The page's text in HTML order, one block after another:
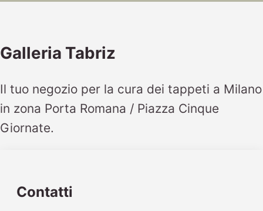
Galleria Tabriz
Il tuo negozio per la cura dei tappeti a Milano
in zona Porta Romana / Piazza Cinque
Giornate.
Contatti